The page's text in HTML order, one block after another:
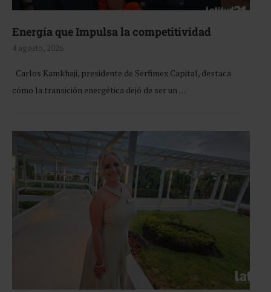
Energía que Impulsa la competitividad
4 agosto, 2026
Carlos Kamkhaji, presidente de Serfimex Capital, destaca
cómo la transición energética dejó de ser un …